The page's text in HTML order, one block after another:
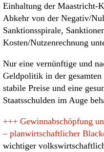
Einhaltung der Maastricht-
Abkehr von der Negativ/
Sanktionsspirale,
Kosten/Nutzenrechnung
Nur eine vernünftige und
Geldpolitik in der
stabile Preise und eine
Staatsschulden im Auge
+++ Gewinnabschöpfung
– planwirtschaftlicher
wichtiger